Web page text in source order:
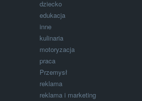
dziecko
edukacja
inne
kulinaria
motoryzacja
praca
Przemysł
reklama
reklama i marketing